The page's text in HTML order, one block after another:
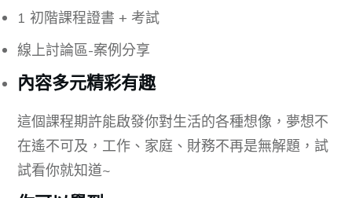
9
數
量
1 初階課程證書 + 考試
線上討論區-案例分享
內容多元精彩有趣
這個課程期許能啟發你對生活的各種想像，夢想不
在遙不可及，工作、家庭、財務不再是無解題，試
試看你就知道~